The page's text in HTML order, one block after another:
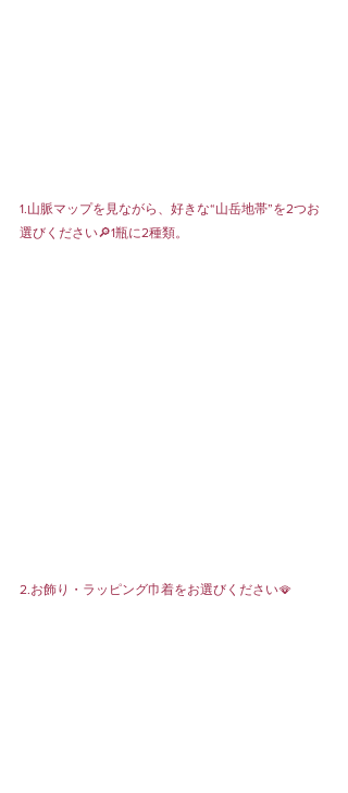
1.山脈マップを見ながら、好きな“山岳地帯”を2つお
選びください🔎1瓶に2種類。
2.お飾り・ラッピング巾着をお選びください🪭